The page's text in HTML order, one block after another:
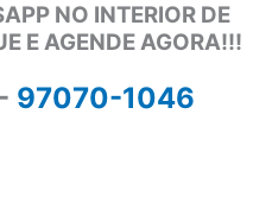
NO INTERIOR DE
E AGENDE AGORA!!!
97070-1046